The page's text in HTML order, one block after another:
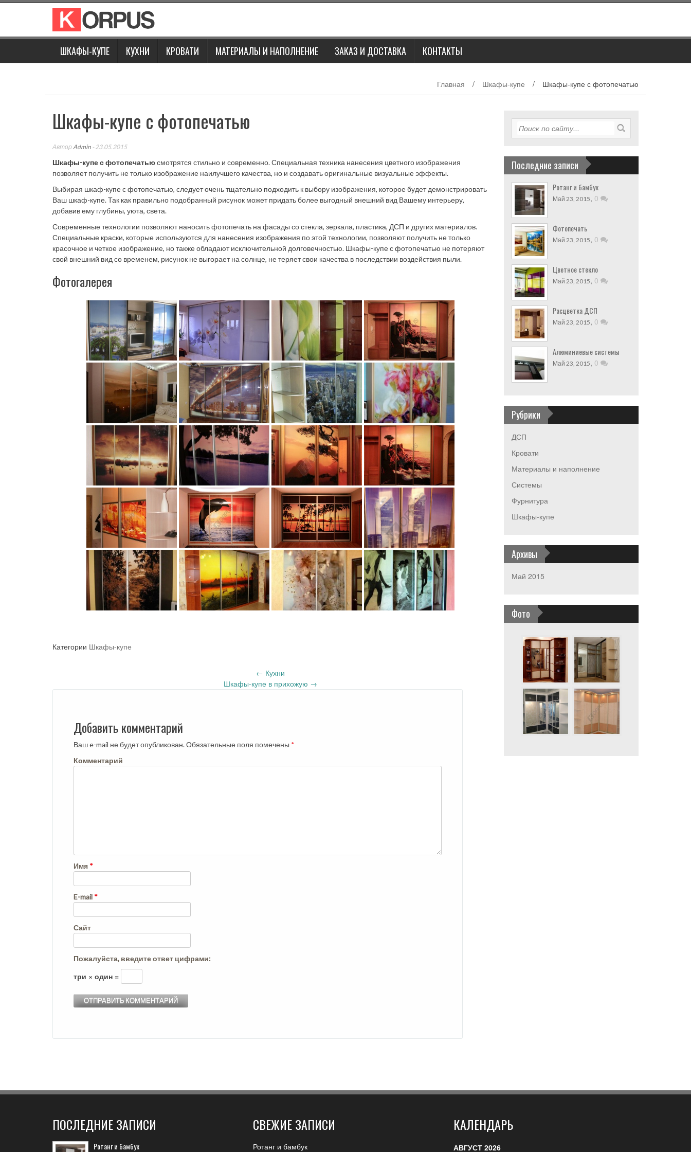
Наверх
ШКАФЫ-КУПЕ КУХНИ КРОВАТИ МАТЕРИАЛЫ И НАПОЛНЕНИЕ ЗАКАЗ И ДОСТАВКА КОНТАКТЫ
Главная / Шкафы-купе / Шкафы-купе с фотопечатью
Шкафы-купе с фотопечатью
Автор Admin - 23.05.2015
Шкафы-купе с фотопечатьюсмотрятся стильно и современно. Специальная техника нанесения цветного изображения
позволяет получить не только изображение наилучшего качества, но и создавать оригинальные визуальные эффекты.
Выбирая шкаф-купе с фотопечатью, следует очень тщательно подходить к выбору изображения, которое будет демонстрировать
Ваш шкаф-купе. Так как правильно подобранный рисунок может придать более выгодный внешний вид Вашему интерьеру,
добавив ему глубины, уюта, света.
Современные технологии позволяют наносить фотопечать на фасады со стекла, зеркала, пластика, ДСП и других материалов.
Специальные краски, которые используются для нанесения изображения по этой технологии, позволяют получить не только
красочное и четкое изображение, но также обладают исключительной долговечностью. Шкафы-купе с фотопечатью не потеряют
свой внешний вид со временем, рисунок не выгорает на солнце, не теряет свои качества в последствии воздействия пыли.
Фотогалерея
Категории Шкафы-купе
Запись
← Кухни
Шкафы-купе в прихожую →
Добавить комментарий
Ваш e-mail не будет опубликован.Обязательные поля помечены *
Комментарий
Имя *
E-mail *
Сайт
Пожалуйста, введите ответ цифрами:
три × один =
Последние записи
Ротанг и бамбук
Май 23, 2015, 0
Фотопечать
Май 23, 2015, 0
Цветное стекло
Май 23, 2015, 0
Расцветка ДСП
Май 23, 2015, 0
Алюминиевые системы
Май 23, 2015, 0
Рубрики
ДСП
Кровати
Материалы и наполнение
Системы
Фурнитура
Шкафы-купе
Архивы
Май 2015
Фото
ПОСЛЕДНИЕ ЗАПИСИ
Ротанг и бамбук
СВЕЖИЕ ЗАПИСИ
Ротанг и бамбук
КАЛЕНДАРЬ
АВГУСТ 2026